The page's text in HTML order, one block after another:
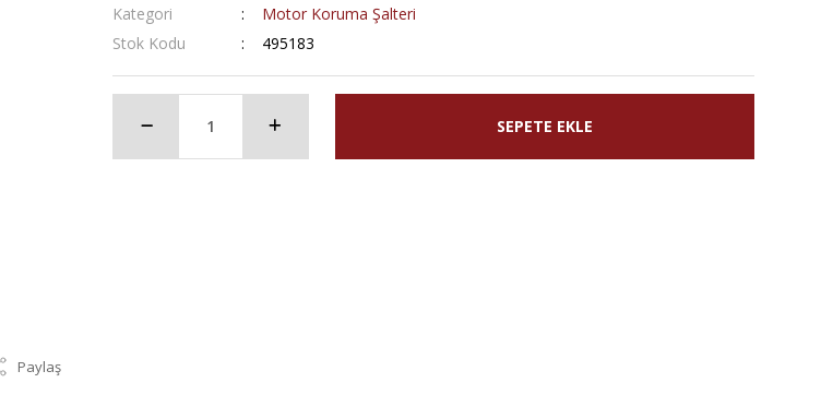
Paylaş
Kategori
Motor Koruma Şalteri
Stok Kodu
495183
SEPETE EKLE